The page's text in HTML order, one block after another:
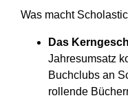
Was macht
Das
Jahresumsatz
Buchclubs an
rollende